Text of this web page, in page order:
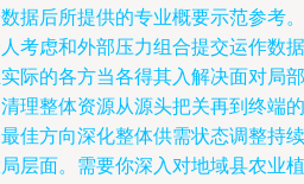
据后所提供的专业概要示范参考。
考虑和外部压力组合提交运作数据
际的各方当各得其入解决面对局部
理整体资源从源头把关再到终端的
佳方向深化整体供需状态调整持续
层面。需要你深入对地域县农业植